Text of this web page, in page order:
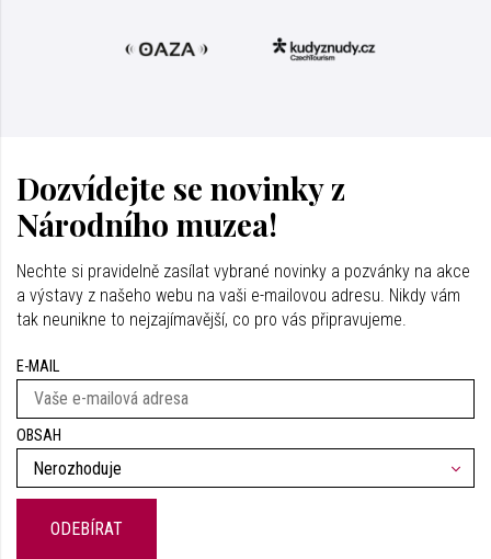
Dozvídejte se novinky z
Národního muzea!
Nechte si pravidelně zasílat vybrané novinky a pozvánky na akce
a výstavy z našeho webu na vaši e-mailovou adresu. Nikdy vám
tak neunikne to nejzajímavější, co pro vás připravujeme.
E-MAIL
OBSAH
Nerozhoduje
ODEBÍRAT